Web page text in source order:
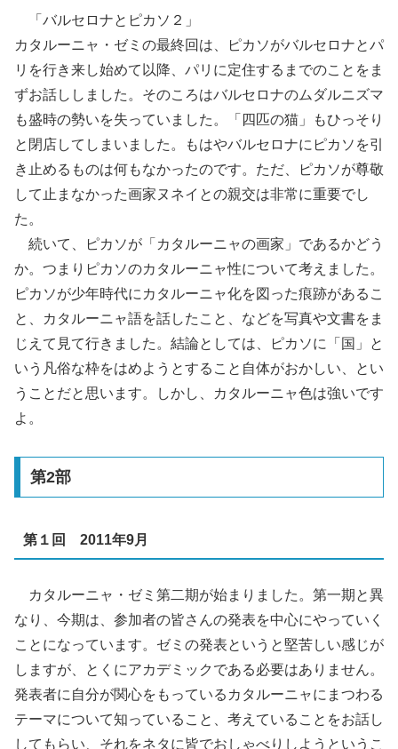
「バルセロナとピカソ２」
カタルーニャ・ゼミの最終回は、ピカソがバルセロナとパ
リを行き来し始めて以降、パリに定住するまでのことをま
ずお話ししました。そのころはバルセロナのムダルニズマ
も盛時の勢いを失っていました。「四匹の猫」もひっそり
と閉店してしまいました。もはやバルセロナにピカソを引
き止めるものは何もなかったのです。ただ、ピカソが尊敬
して止まなかった画家ヌネイとの親交は非常に重要でし
た。
続いて、ピカソが「カタルーニャの画家」であるかどう
か。つまりピカソのカタルーニャ性について考えました。
ピカソが少年時代にカタルーニャ化を図った痕跡があるこ
と、カタルーニャ語を話したこと、などを写真や文書をま
じえて見て行きました。結論としては、ピカソに「国」と
いう凡俗な枠をはめようとすること自体がおかしい、とい
うことだと思います。しかし、カタルーニャ色は強いです
よ。
第2部
第１回 2011年9月
カタルーニャ・ゼミ第二期が始まりました。第一期と異
なり、今期は、参加者の皆さんの発表を中心にやっていく
ことになっています。ゼミの発表というと堅苦しい感じが
しますが、とくにアカデミックである必要はありません。
発表者に自分が関心をもっているカタルーニャにまつわる
テーマについて知っていること、考えていることをお話し
してもらい、それをネタに皆でおしゃべりしようというこ